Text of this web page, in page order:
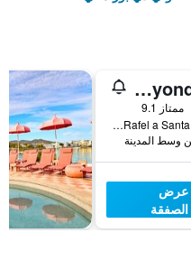
Can Lluc Boutique Country Hotel & Villas, a member of Beyond Green
ممتاز 9.1
Cami Des Terset, Ctra Sant Rafel a Santa Agnes Km 2, بلدية سان أنطوني دي بورتماني, إيبيزا, أسبانيا
عرض
الصفقة